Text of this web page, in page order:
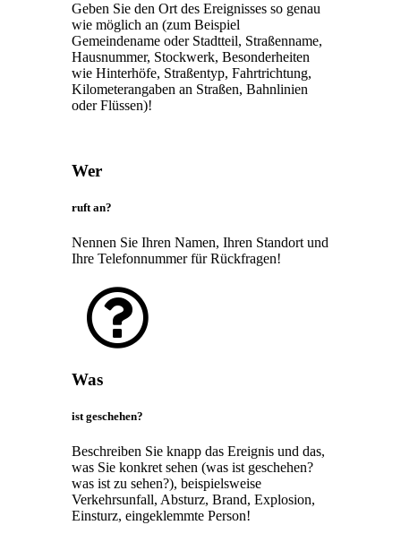
Geben Sie den Ort des Ereignisses so genau
wie möglich an (zum Beispiel
Gemeindename oder Stadtteil, Straßenname,
Hausnummer, Stockwerk, Besonderheiten
wie Hinterhöfe, Straßentyp, Fahrtrichtung,
Kilometerangaben an Straßen, Bahnlinien
oder Flüssen)!
Wer
ruft an?
Nennen Sie Ihren Namen, Ihren Standort und
Ihre Telefonnummer für Rückfragen!
Was
ist geschehen?
Beschreiben Sie knapp das Ereignis und das,
was Sie konkret sehen (was ist geschehen?
was ist zu sehen?), beispielsweise
Verkehrsunfall, Absturz, Brand, Explosion,
Einsturz, eingeklemmte Person!